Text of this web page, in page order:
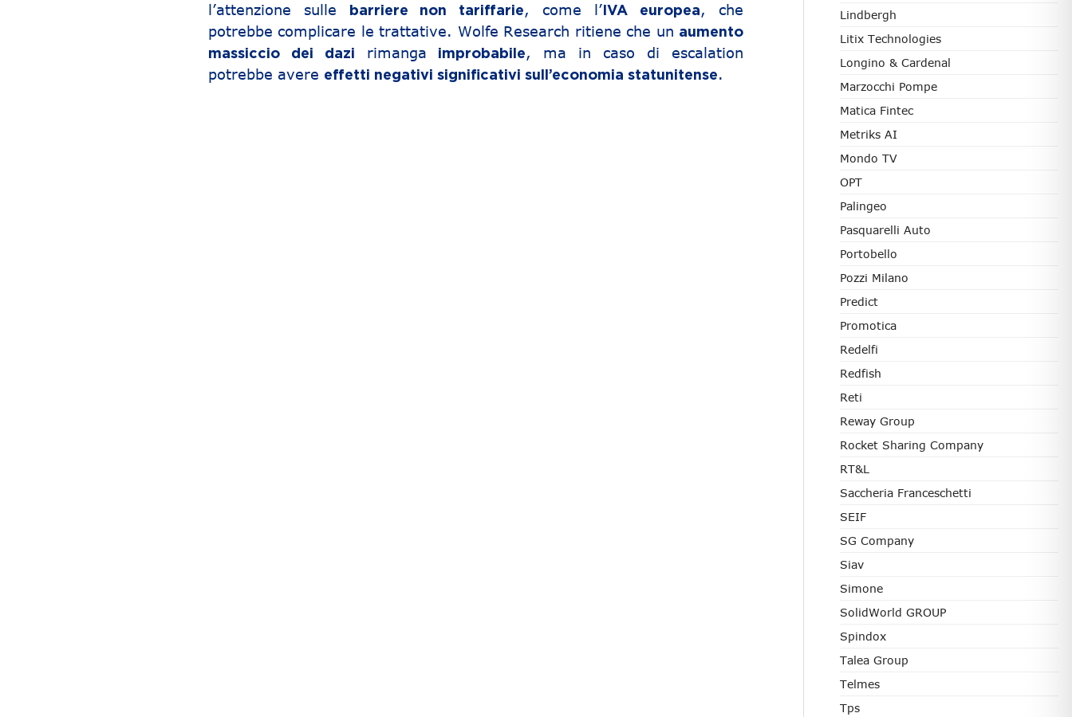
l’attenzione sulle
barriere non tariffarie, come l’ IVA europea, che
potrebbe complicare le trattative. Wolfe Research ritiene che un aumento
massiccio dei dazi
rimanga improbabile, ma in caso di escalation
potrebbe avere effetti negativi significativi sull’economia statunitense.
Lindbergh
Litix Technologies
Longino & Cardenal
Marzocchi Pompe
Matica Fintec
Metriks AI
Mondo TV
OPT
Palingeo
Pasquarelli Auto
Portobello
Pozzi Milano
Predict
Promotica
Redelfi
Redfish
Reti
Reway Group
Rocket Sharing Company
RT&L
Saccheria Franceschetti
SEIF
SG Company
Siav
Simone
SolidWorld GROUP
Spindox
Talea Group
Telmes
Tps